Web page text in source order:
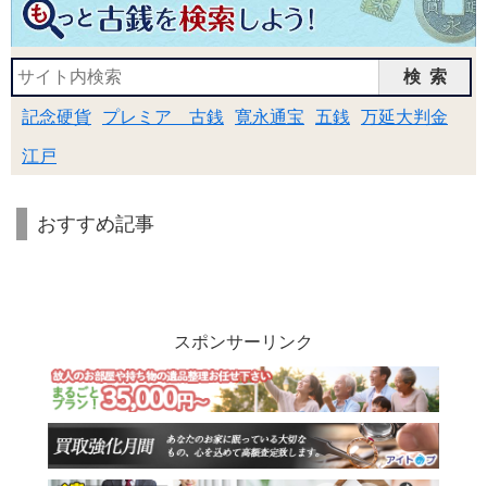
検索
記念硬貨 プレミア 古銭 寛永通宝 五銭 万延大判金
江戸
おすすめ記事
スポンサーリンク